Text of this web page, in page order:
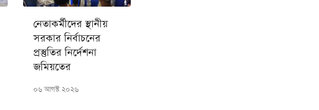
নেতাকর্মীদের স্থানীয়
সরকার নির্বাচনের
প্রস্তুতির নির্দেশনা
জমিয়তের
০৬ আগস্ট ২০২৬